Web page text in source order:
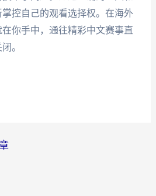
控自己的观看选择权。在海外
你手中，通往精彩中文赛事直
。